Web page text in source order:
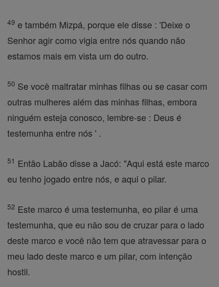
49 e também Mizpá, porque ele disse : 'Deixe o
Senhor agir como vigia entre nós quando não
estamos mais em vista um do outro.
50 Se você maltratar minhas filhas ou se casar com
outras mulheres além das minhas filhas, embora
ninguém esteja conosco, lembre-se : Deus é
testemunha entre nós ' .
51 Então Labão disse a Jacó: "Aqui está este marco
eu tenho jogado entre nós, e aqui o pilar.
52 Este marco é uma testemunha, eo pilar é uma
testemunha, que eu não sou de cruzar para o lado
deste marco e você não tem que atravessar para o
meu lado deste marco e um pilar, com intenção
hostil.